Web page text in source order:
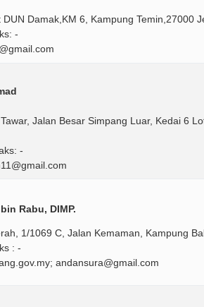
Damak,KM 6, Kampung Temin,27000
-
Jalan Besar Simpang Luar, Kedai 6
-
Rabu, DIMP.
1/1069 C, Jalan Kemaman, Kampung
: -
andansura@gmail.com